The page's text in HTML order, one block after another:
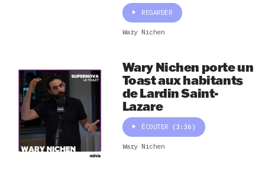
REGARDER
Wary Nichen
Wary Nichen porte un
Toast aux habitants
de Lardin Saint-
Lazare
ÉCOUTER (3:36)
Wary Nichen